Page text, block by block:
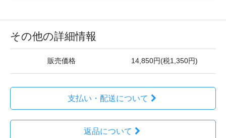
その他の詳細情報
販売価格 14,850円(税1,350円)
支払い・配送について
返品について